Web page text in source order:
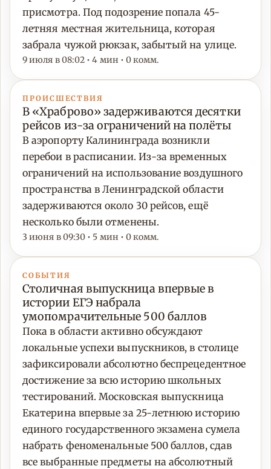
присмотра. Под подозрение попала 45-
летняя местная жительница, которая
забрала чужой рюкзак, забытый на улице.
9 июля в 08:02 • 4 мин • 0 комм.
ПРОИСШЕСТВИЯ
В «Храброво» задерживаются десятки
рейсов из-за ограничений на полёты
В аэропорту Калининграда возникли
перебои в расписании. Из-за временных
ограничений на использование воздушного
пространства в Ленинградской области
задерживаются около 30 рейсов, ещё
несколько были отменены.
3 июня в 09:30 • 5 мин • 0 комм.
СОБЫТИЯ
Столичная выпускница впервые в
истории ЕГЭ набрала
умопомрачительные 500 баллов
Пока в области активно обсуждают
локальные успехи выпускников, в столице
зафиксировали абсолютно беспрецедентное
достижение за всю историю школьных
тестирований. Московская выпускница
Екатерина впервые за 25-летнюю историю
единого государственного экзамена сумела
набрать феноменальные 500 баллов, сдав
все выбранные предметы на абсолютный